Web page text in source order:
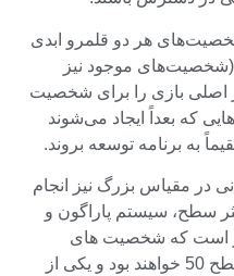
هر دو قلمرو ابدی
موجود نیز
اصلی بازی را برای شخصیت
که بعداً ایجاد می‌شوند
به برنامه توسعه بروند.
در مقیاس بزرگ نیز انجام
سطح، سیستم پاراگون و
است که شخصیت های
موجود بالاتر از سطح 51 اکنون سطح 50 خواهند بود و یکی از